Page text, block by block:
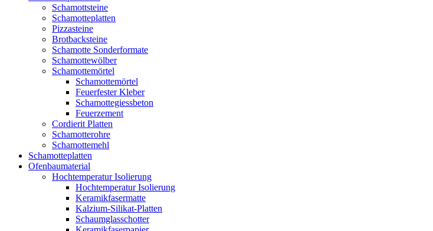
Schamottsteine
Schamotteplatten
Pizzasteine
Brotbacksteine
Schamotte Sonderformate
Schamottewölber
Schamottemörtel
Schamottemörtel
Feuerfester Kleber
Schamottegiessbeton
Feuerzement
Cordierit Platten
Schamotterohre
Schamottemehl
Schamotteplatten
Ofenbaumaterial
Hochtemperatur Isolierung
Hochtemperatur Isolierung
Keramikfasermatte
Kalzium-Silikat-Platten
Schaumglasschotter